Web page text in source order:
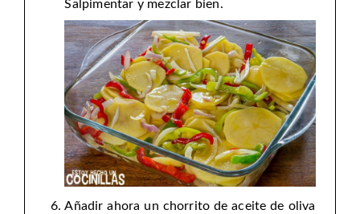
Salpimentar y mezclar bien.
Añadir ahora un chorrito de aceite de oliva